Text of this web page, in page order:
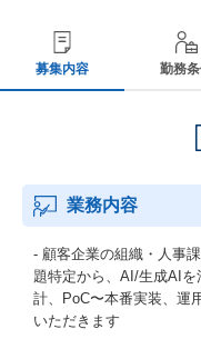
募集内容 勤務
業務内容
- 顧客企業の組織・人事
題特定から、AI/生成AI
計、PoC〜本番実装、運
いただきます